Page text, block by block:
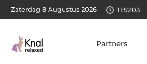
Zaterdag 8 Augustus 2026 11:52:04
Partners